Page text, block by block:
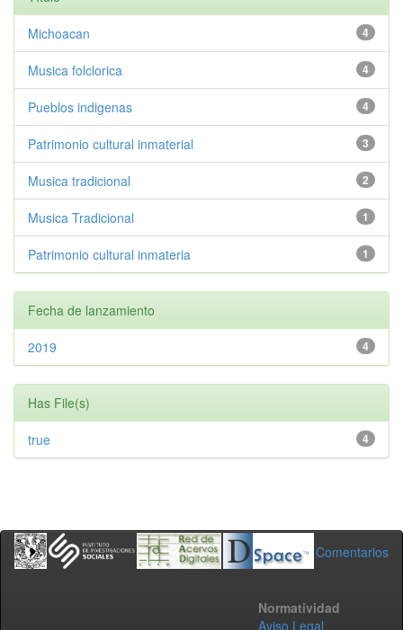
4
Michoacan
4
Musica folclorica
4
Pueblos indigenas
3
Patrimonio cultural inmaterial
2
Musica tradicional
1
Musica Tradicional
1
Patrimonio cultural inmateria
Fecha de lanzamiento
4
2019
Has File(s)
4
true
Comentarios
Normatividad
Aviso Legal